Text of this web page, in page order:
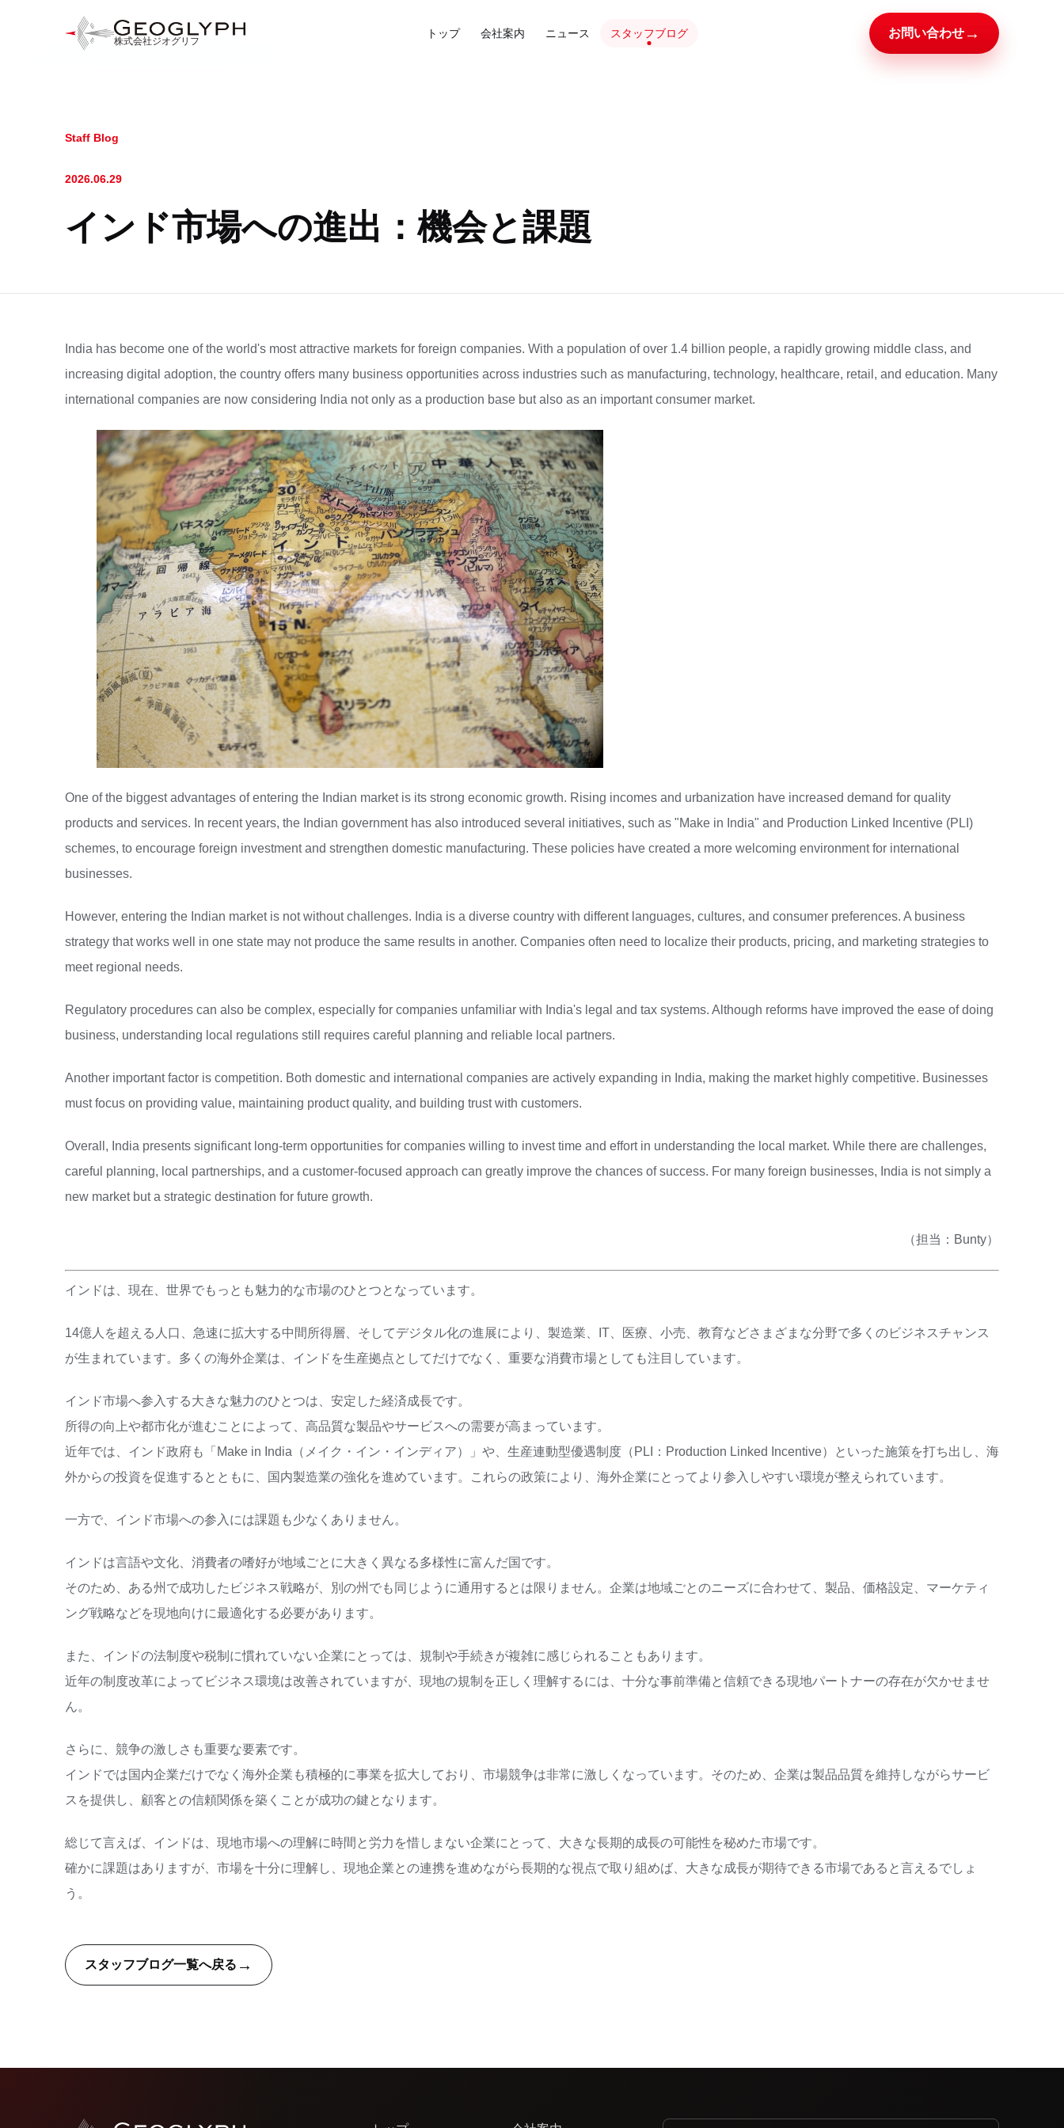
株式会社ジオグリフ
トップ 会社案内 ニュース スタッフブログ お問い合わせ →
Staff Blog
2026.06.29
インド市場への進出：機会と課題
India has become one of the world's most attractive markets for foreign companies. With a population of over 1.4 billion people, a rapidly growing middle class, and
increasing digital adoption, the country offers many business opportunities across industries such as manufacturing, technology, healthcare, retail, and education. Many
international companies are now considering India not only as a production base but also as an important consumer market.
One of the biggest advantages of entering the Indian market is its strong economic growth. Rising incomes and urbanization have increased demand for quality
products and services. In recent years, the Indian government has also introduced several initiatives, such as "Make in India" and Production Linked Incentive (PLI)
schemes, to encourage foreign investment and strengthen domestic manufacturing. These policies have created a more welcoming environment for international
businesses.
However, entering the Indian market is not without challenges. India is a diverse country with different languages, cultures, and consumer preferences. A business
strategy that works well in one state may not produce the same results in another. Companies often need to localize their products, pricing, and marketing strategies to
meet regional needs.
Regulatory procedures can also be complex, especially for companies unfamiliar with India's legal and tax systems. Although reforms have improved the ease of doing
business, understanding local regulations still requires careful planning and reliable local partners.
Another important factor is competition. Both domestic and international companies are actively expanding in India, making the market highly competitive. Businesses
must focus on providing value, maintaining product quality, and building trust with customers.
Overall, India presents significant long-term opportunities for companies willing to invest time and effort in understanding the local market. While there are challenges,
careful planning, local partnerships, and a customer-focused approach can greatly improve the chances of success. For many foreign businesses, India is not simply a
new market but a strategic destination for future growth.
（担当：Bunty）
インドは、現在、世界でもっとも魅力的な市場のひとつとなっています。
14億人を超える人口、急速に拡大する中間所得層、そしてデジタル化の進展により、製造業、IT、医療、小売、教育などさまざまな分野で多くのビジネスチャンス
が生まれています。多くの海外企業は、インドを生産拠点としてだけでなく、重要な消費市場としても注目しています。
インド市場へ参入する大きな魅力のひとつは、安定した経済成長です。
所得の向上や都市化が進むことによって、高品質な製品やサービスへの需要が高まっています。
近年では、インド政府も「Make in India（メイク・イン・インディア）」や、生産連動型優遇制度（PLI：Production Linked Incentive）といった施策を打ち出し、海
外からの投資を促進するとともに、国内製造業の強化を進めています。これらの政策により、海外企業にとってより参入しやすい環境が整えられています。
一方で、インド市場への参入には課題も少なくありません。
インドは言語や文化、消費者の嗜好が地域ごとに大きく異なる多様性に富んだ国です。
そのため、ある州で成功したビジネス戦略が、別の州でも同じように通用するとは限りません。企業は地域ごとのニーズに合わせて、製品、価格設定、マーケティ
ング戦略などを現地向けに最適化する必要があります。
また、インドの法制度や税制に慣れていない企業にとっては、規制や手続きが複雑に感じられることもあります。
近年の制度改革によってビジネス環境は改善されていますが、現地の規制を正しく理解するには、十分な事前準備と信頼できる現地パートナーの存在が欠かせませ
ん。
さらに、競争の激しさも重要な要素です。
インドでは国内企業だけでなく海外企業も積極的に事業を拡大しており、市場競争は非常に激しくなっています。そのため、企業は製品品質を維持しながらサービ
スを提供し、顧客との信頼関係を築くことが成功の鍵となります。
総じて言えば、インドは、現地市場への理解に時間と労力を惜しまない企業にとって、大きな長期的成長の可能性を秘めた市場です。
確かに課題はありますが、市場を十分に理解し、現地企業との連携を進めながら長期的な視点で取り組めば、大きな成長が期待できる市場であると言えるでしょ
う。
スタッフブログ一覧へ戻る →